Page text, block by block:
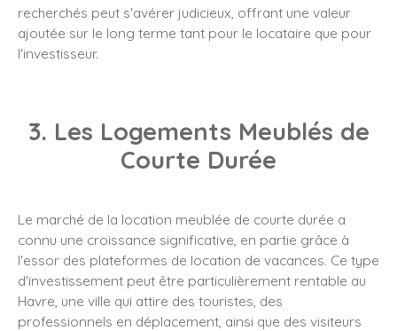
recherchés peut s'avérer judicieux, offrant une valeur
ajoutée sur le long terme tant pour le locataire que pour
l'investisseur.
3. Les Logements Meublés de
Courte Durée
Le marché de la location meublée de courte durée a
connu une croissance significative, en partie grâce à
l'essor des plateformes de location de vacances. Ce type
d'investissement peut être particulièrement rentable au
Havre, une ville qui attire des touristes, des
professionnels en déplacement, ainsi que des visiteurs